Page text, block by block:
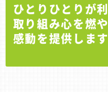
ひとりひとりが
取り組み心を燃
感動を提供します